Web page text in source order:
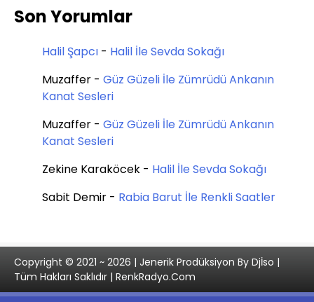
Son Yorumlar
Halil Şapcı - Halil İle Sevda Sokağı
Muzaffer - Güz Güzeli İle Zümrüdü Ankanın
Kanat Sesleri
Muzaffer - Güz Güzeli İle Zümrüdü Ankanın
Kanat Sesleri
Zekine Karaköcek - Halil İle Sevda Sokağı
Sabit Demir - Rabia Barut İle Renkli Saatler
Copyright © 2021 ~ 2026 | Jenerik Prodüksiyon By Djİso |
Tüm Hakları Saklıdır | RenkRadyo.Com